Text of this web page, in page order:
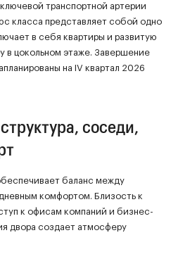
транспортной артерии
класса представляет собой одно
в себя квартиры и развитую
в цокольном этаже. Завершение
на IV квартал 2026
соседи,
баланс между
комфортом. Близость к
к офисам компаний и бизнес-
двора создает атмосферу